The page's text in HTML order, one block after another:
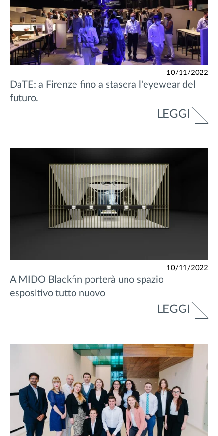
10/11/2022
DaTE: a Firenze fino a stasera l'eyewear del
futuro.
LEGGI
10/11/2022
A MIDO Blackfin porterà uno spazio
espositivo tutto nuovo
LEGGI